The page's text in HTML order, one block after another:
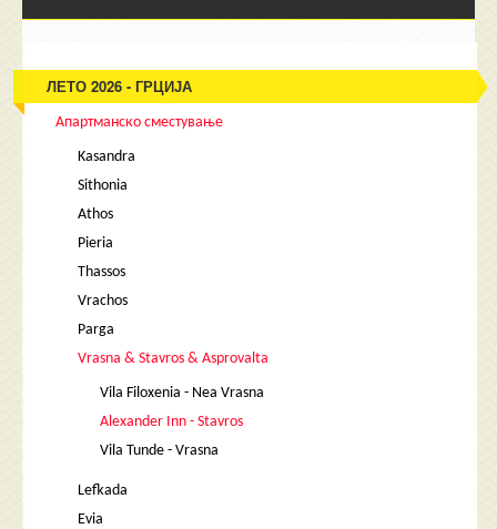
ЛЕТО 2026 - ГРЦИЈА
Апартманско сместување
Kasandra
Sithonia
Athos
Pieria
Thassos
Vrachos
Parga
Vrasna & Stavros & Asprovalta
Vila Filoxenia - Nea Vrasna
Alexander Inn - Stavros
Vila Tunde - Vrasna
Lefkada
Evia